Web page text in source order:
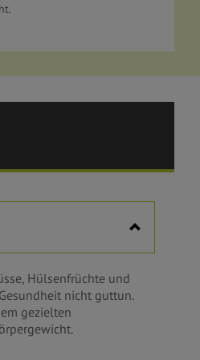
Hülsenfrüchte und
nicht guttun.
gezielten